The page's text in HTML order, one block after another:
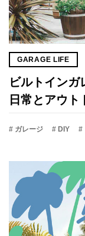
GARAGE LIFE
ビルトインガ
日常とアウト
# ガレージ # DIY #